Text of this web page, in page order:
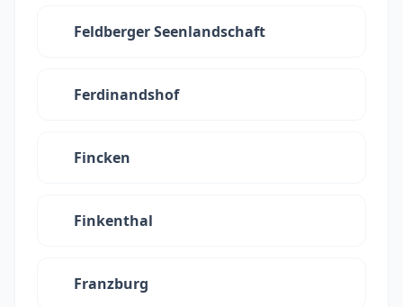
Feldberger Seenlandschaft
Ferdinandshof
Fincken
Finkenthal
Franzburg